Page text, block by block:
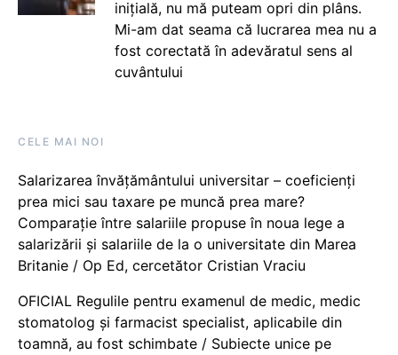
inițială, nu mă puteam opri din plâns.
Mi-am dat seama că lucrarea mea nu a
fost corectată în adevăratul sens al
cuvântului
CELE MAI NOI
Salarizarea învățământului universitar – coeficienți
prea mici sau taxare pe muncă prea mare?
Comparație între salariile propuse în noua lege a
salarizării și salariile de la o universitate din Marea
Britanie / Op Ed, cercetător Cristian Vraciu
OFICIAL Regulile pentru examenul de medic, medic
stomatolog și farmacist specialist, aplicabile din
toamnă, au fost schimbate / Subiecte unice pe